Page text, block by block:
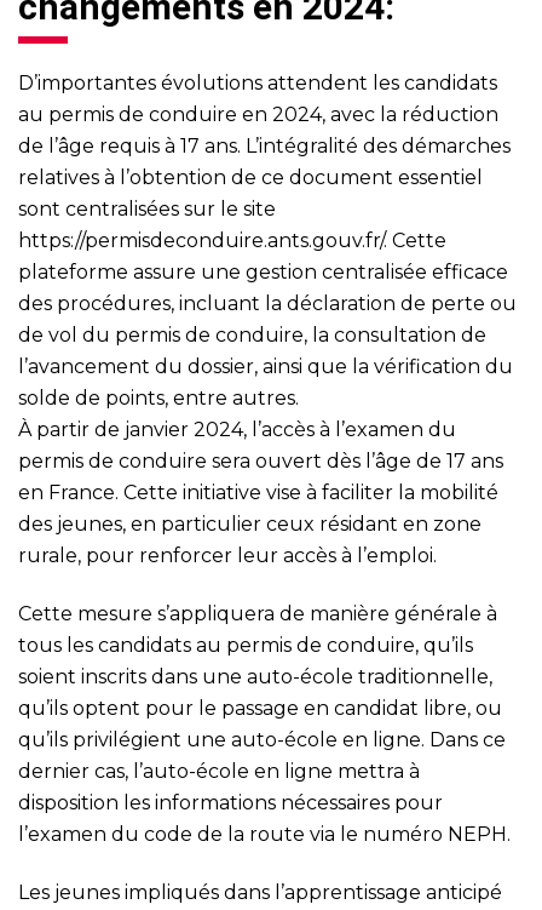
D’importantes évolutions attendent les candidats
au permis de conduire en 2024, avec la réduction
de l’âge requis à 17 ans. L’intégralité des démarches
relatives à l’obtention de ce document essentiel
sont centralisées sur le site
https://permisdeconduire.ants.gouv.fr/. Cette
plateforme assure une gestion centralisée efficace
des procédures, incluant la déclaration de perte ou
de vol du permis de conduire, la consultation de
l’avancement du dossier, ainsi que la vérification du
solde de points, entre autres.
À partir de janvier 2024, l’accès à l’examen du
permis de conduire sera ouvert dès l’âge de 17 ans
en France. Cette initiative vise à faciliter la mobilité
des jeunes, en particulier ceux résidant en zone
rurale, pour renforcer leur accès à l’emploi.
Cette mesure s’appliquera de manière générale à
tous les candidats au permis de conduire, qu’ils
soient inscrits dans une auto-école traditionnelle,
qu’ils optent pour le passage en candidat libre, ou
qu’ils privilégient une auto-école en ligne. Dans ce
dernier cas, l’auto-école en ligne mettra à
disposition les informations nécessaires pour
l’examen du code de la route via le numéro NEPH.
Les jeunes impliqués dans l’apprentissage anticipé